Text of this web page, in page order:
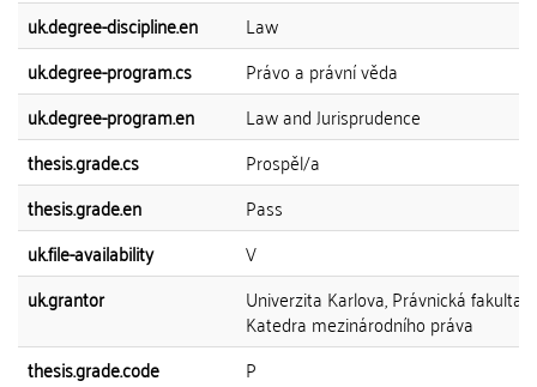
uk.degree-discipline.en
Law
uk.degree-program.cs
Právo a právní věda
uk.degree-program.en
Law and Jurisprudence
thesis.grade.cs
Prospěl/a
thesis.grade.en
Pass
uk.file-availability
V
uk.grantor
Univerzita Karlova, Právnická fakulta,
Katedra mezinárodního práva
thesis.grade.code
P